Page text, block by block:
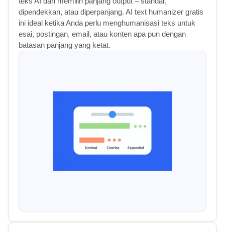
dipendekkan, atau diperpanjang. AI text humanizer gratis
ini ideal ketika Anda perlu menghumanisasi teks untuk
esai, postingan, email, atau konten apa pun dengan
batasan panjang yang ketat.